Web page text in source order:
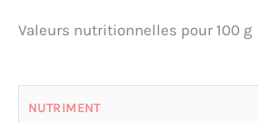
Valeurs nutritionnelles pour 100 g
NUTRIMENT